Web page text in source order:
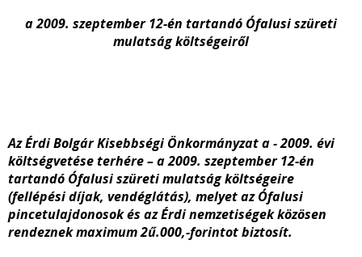
a 2009. szeptember 12-én tartandó Ófalusi szüreti
mulatság költségeiről
Az Érdi Bolgár Kisebbségi Önkormányzat a - 2009. évi
költségvetése terhére – a 2009. szeptember 12-én
tartandó Ófalusi szüreti mulatság költségeire
(fellépési díjak, vendéglátás), melyet az Ófalusi
pincetulajdonosok és az Érdi nemzetiségek közösen
rendeznek maximum 2ű.000,-forintot biztosít.